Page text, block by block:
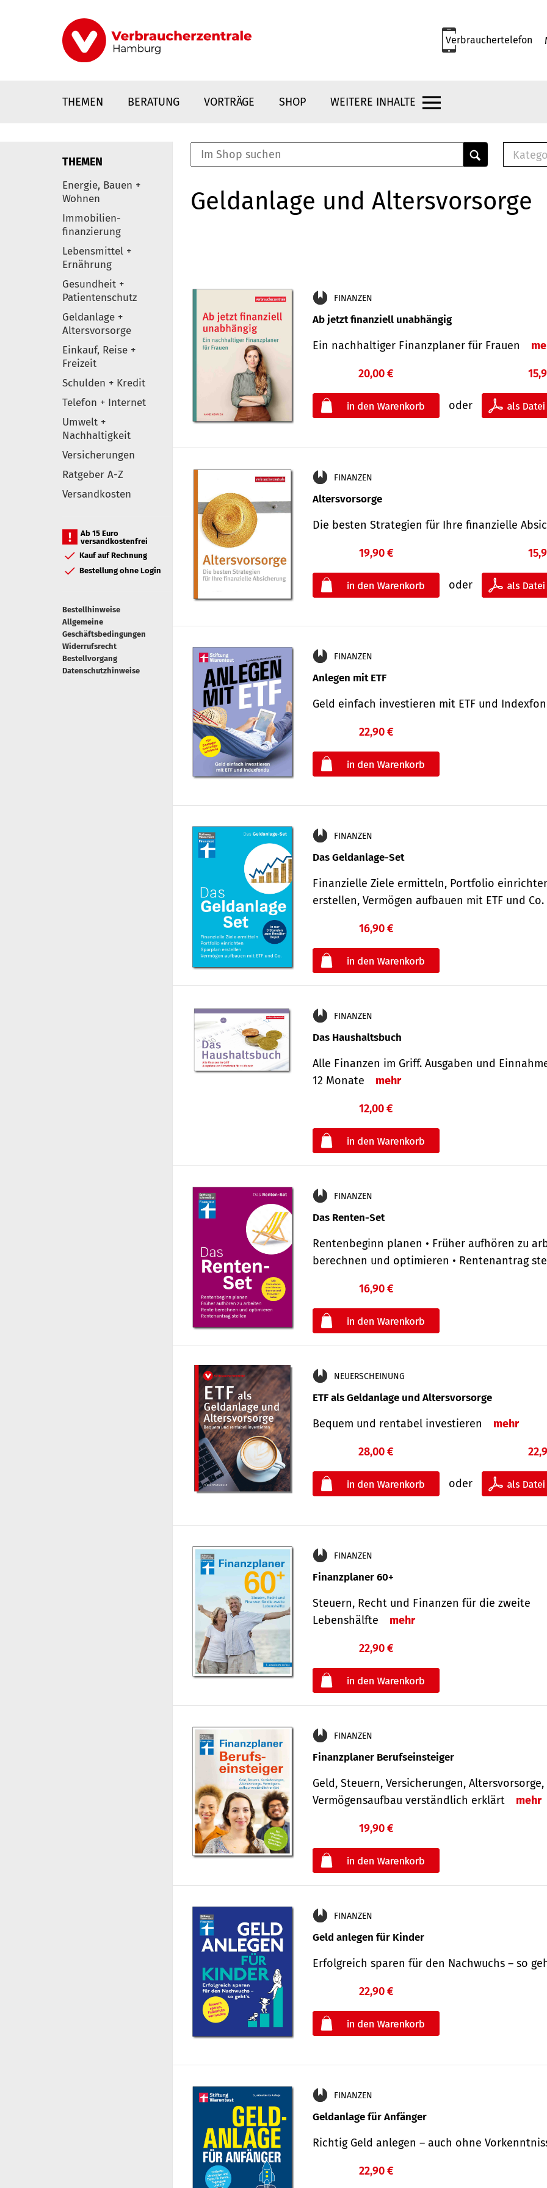
Verbrauchertelefon
THEMEN BERATUNG VORTRÄGE SHOP WEITERE INHALTE
Elemente
THEMEN
Energie, Bauen +
Wohnen
Immobilien-
finanzierung
Lebensmittel +
Ernährung
Gesundheit +
Patientenschutz
Geldanlage +
Altersvorsorge
Einkauf, Reise +
Freizeit
Schulden + Kredit
Telefon + Internet
Umwelt +
Nachhaltigkeit
Versicherungen
Ratgeber A-Z
Versandkosten
Ab 15 Euro
versandkostenfrei
Kauf auf Rechnung
Bestellung ohne Login
Bestellhinweise
Allgemeine
Geschäftsbedingungen
Widerrufsrecht
Bestellvorgang
Datenschutzhinweise
E-
Geldanlage und Altersvorsorge
FINANZEN
Ab jetzt finanziell unabhängig
Ein nachhaltiger Finanzplaner für Frauen
20,00 €
oder
FINANZEN
Altersvorsorge
Die besten Strategien für Ihre finanzielle
19,90 €
oder
FINANZEN
Anlegen mit ETF
Geld einfach investieren mit ETF und
22,90 €
FINANZEN
Das Geldanlage-Set
Finanzielle Ziele ermitteln, Portfolio
erstellen, Vermögen aufbauen mit ETF und
16,90 €
FINANZEN
Das Haushaltsbuch
Alle Finanzen im Griff. Aus­gaben und
12 Monate
mehr
12,00 €
FINANZEN
Das Renten-Set
Rentenbeginn planen • Früher aufhören zu
berechnen und optimieren • Rentenantrag
16,90 €
NEUERSCHEINUNG
ETF als Geldanlage und Altersvorsorge
Bequem und rentabel investieren mehr
28,00 €
oder
FINANZEN
Finanzplaner 60+
Steuern, Recht und Finanzen für die zweite
Lebenshälfte
mehr
22,90 €
FINANZEN
Finanzplaner Berufseinsteiger
Geld, Steuern, Versicherungen, Altersvorsorge,
Vermögensaufbau verständlich erklärt
mehr
19,90 €
FINANZEN
Geld anlegen für Kinder
Erfolgreich sparen für den Nachwuchs – so
22,90 €
FINANZEN
Geldanlage für Anfänger
Richtig Geld anlegen – auch ohne
22,90 €